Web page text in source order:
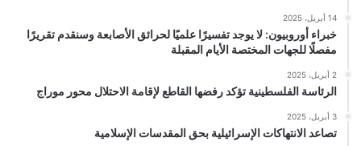
14 أبريل، 2025
خبراء أوروبيون: لا يوجد تفسيرًا علميًا لحرائق الأصابعة وسنقدم تقريرًا
مفصلًا للجهات المختصة الأيام المقبلة
2 أبريل، 2025
الرئاسة الفلسطينية تؤكد رفضها القاطع لإقامة الاحتلال محور موراج
3 أبريل، 2025
تصاعد الانتهاكات الإسرائيلية بحق المقدسات الإسلامية